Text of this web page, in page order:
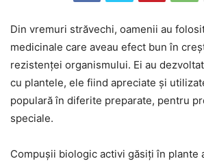
Din vremuri străvechi, oamenii au
medicinale care aveau efect bun în
rezistenței organismului. Ei au
cu plantele, ele fiind apreciate și
populară în diferite preparate, pentru
speciale.
Compușii biologic activi găsiți în plante